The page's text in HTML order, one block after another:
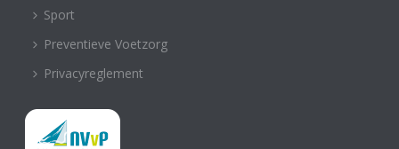
Sport
Preventieve Voetzorg
Privacyreglement